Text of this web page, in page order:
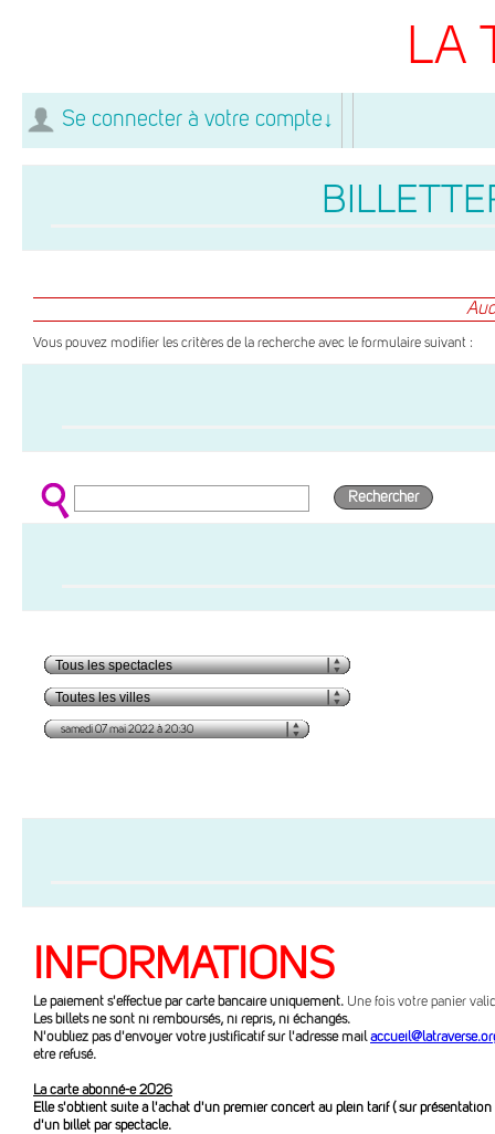
LA
Se connecter à votre compte↓
Vous pouvez modifier les critères de la recherche avec le formulaire suivant :
Rechercher
INFORMATIONS
Le paiement s'effectue par carte bancaire uniquement. Une fois votre panier
Les billets ne sont ni remboursés, ni repris, ni échangés.
N'oubliez pas d'envoyer votre justificatif sur l'adresse mail
être refusé.
La carte abonné-e 2026
Elle s'obtient suite à l'achat d'un premier concert au plein tarif ( sur
d'un billet par spectacle.